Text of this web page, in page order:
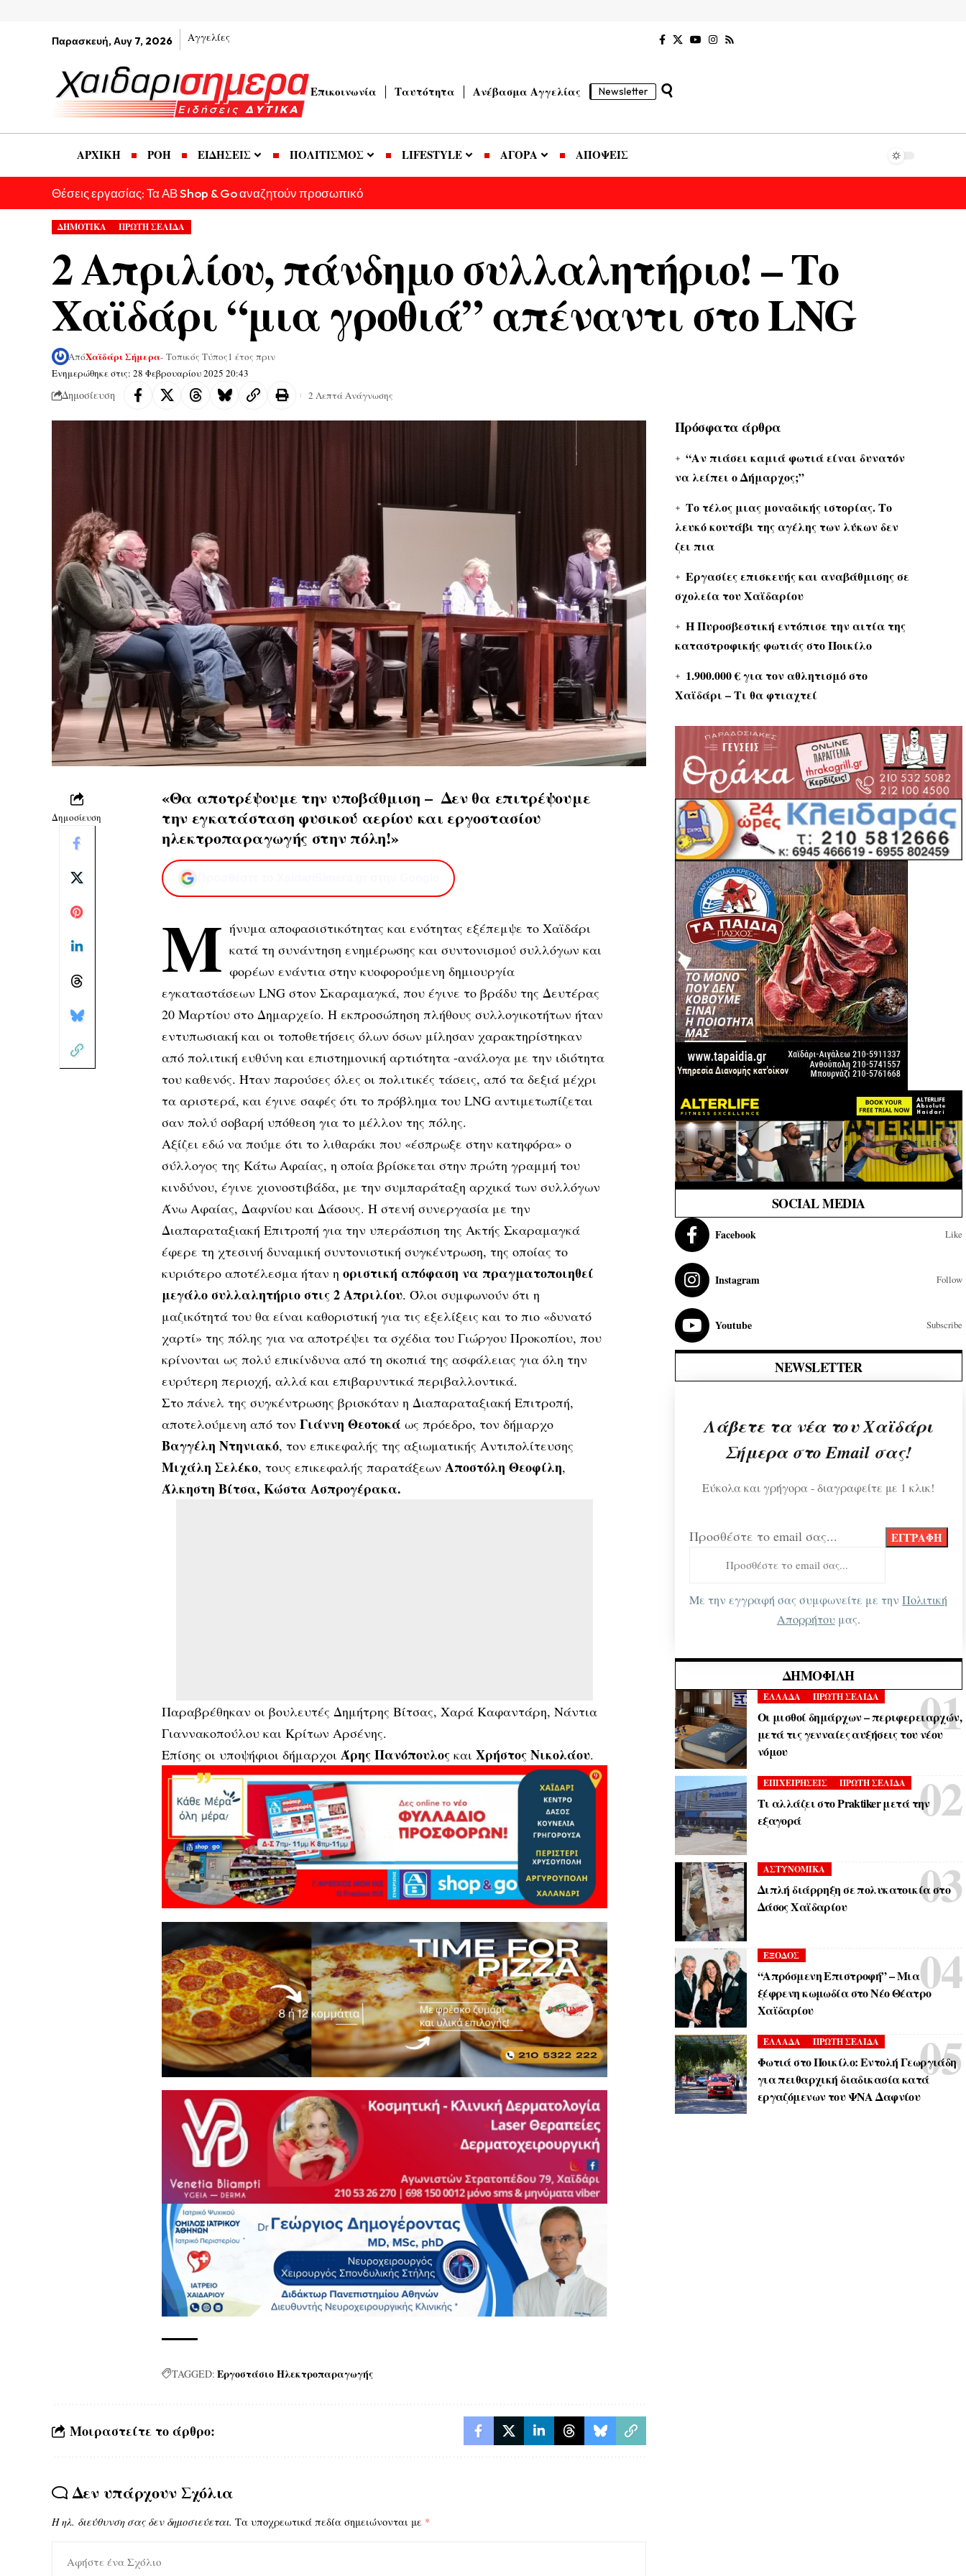
Παρασκευή, Αυγ 7, 2026 Αγγελίες
Επικοινωνία Ταυτότητα Ανέβασμα Αγγελίας Newsletter
ΑΡΧΙΚΗ ΡΟΗ ΕΙΔΗΣΕΙΣ ΠΟΛΙΤΙΣΜΟΣ LIFESTYLE ΑΓΟΡΑ ΑΠΟΨΕΙΣ
Θέσεις εργασίας: Τα ΑΒ Shop & Go αναζητούν προσωπικό
ΔΗΜΟΤΙΚΑ ΠΡΩΤΗ ΣΕΛΙΔΑ
2 Απριλίου, πάνδημο συλλαλητήριο! – Το
Χαϊδάρι “μια γροθιά” απέναντι στο LNG
Ενημερώθηκε στις: 28 Φεβρουαρίου 2025 20:43
ΑπόΧαϊδάρι Σήμερα- Τοπικός Τύπος1 έτος πριν
Δημοσίευση 2 Λεπτά Ανάγνωσης
Δημοσίευση
«Θα αποτρέψουμε την υποβάθμιση – Δεν θα επιτρέψουμε
την εγκατάσταση φυσικού αερίου και εργοστασίου
ηλεκτροπαραγωγής στην πόλη!»
Μ ήνυμα αποφασιστικότητας και ενότητας εξέπεμψε το Χαϊδάρι
κατά τη συνάντηση ενημέρωσης και συντονισμού συλλόγων και
φορέων ενάντια στην κυοφορούμενη δημιουργία
εγκαταστάσεων LNG στον Σκαραμαγκά, που έγινε το βράδυ της Δευτέρας
20 Μαρτίου στο Δημαρχείο. Η εκπροσώπηση πλήθους συλλογικοτήτων ήταν
εντυπωσιακή και οι τοποθετήσεις όλων όσων μίλησαν χαρακτηρίστηκαν
από πολιτική ευθύνη και επιστημονική αρτιότητα -ανάλογα με την ιδιότητα
του καθενός. Ήταν παρούσες όλες οι πολιτικές τάσεις, από τα δεξιά μέχρι
τα αριστερά, και έγινε σαφές ότι το πρόβλημα του LNG αντιμετωπίζεται
σαν πολύ σοβαρή υπόθεση για το μέλλον της πόλης.
Αξίζει εδώ να πούμε ότι το λιθαράκι που «έσπρωξε στην κατηφόρα» ο
σύλλογος της Κάτω Αφαίας, η οποία βρίσκεται στην πρώτη γραμμή του
κινδύνου, έγινε χιονοστιβάδα, με την συμπαράταξη αρχικά των συλλόγων
Άνω Αφαίας, Δαφνίου και Δάσους. Η στενή συνεργασία με την
Διαπαραταξιακή Επιτροπή για την υπεράσπιση της Ακτής Σκαραμαγκά
έφερε τη χτεσινή δυναμική συντονιστική συγκέντρωση, της οποίας το
κυριότερο αποτέλεσμα ήταν η οριστική απόφαση να πραγματοποιηθεί
μεγάλο συλλαλητήριο στις 2 Απριλίου. Όλοι συμφωνούν ότι η
μαζικότητά του θα είναι καθοριστική για τις εξελίξεις και το πιο «δυνατό
χαρτί» της πόλης για να αποτρέψει τα σχέδια του Γιώργου Προκοπίου, που
κρίνονται ως πολύ επικίνδυνα από τη σκοπιά της ασφάλειας για όλη την
ευρύτερη περιοχή, αλλά και επιβαρυντικά περιβαλλοντικά.
Στο πάνελ της συγκέντρωσης βρισκόταν η Διαπαραταξιακή Επιτροπή,
αποτελούμενη από τον Γιάννη Θεοτοκά ως πρόεδρο, τον δήμαρχο
Βαγγέλη Ντηνιακό, τον επικεφαλής της αξιωματικής Αντιπολίτευσης
Μιχάλη Σελέκο, τους επικεφαλής παρατάξεων Αποστόλη Θεοφίλη,
Άλκηστη Βίτσα, Κώστα Ασπρογέρακα.
Παραβρέθηκαν οι βουλευτές Δημήτρης Βίτσας, Χαρά Καφαντάρη, Νάντια
Γιαννακοπούλου και Κρίτων Αρσένης.
Επίσης οι υποψήφιοι δήμαρχοι Άρης Πανόπουλοςκαι Χρήστος Νικολάου.
TAGGED: Εργοστάσιο Ηλεκτροπαραγωγής
Μοιραστείτε το άρθρο:
Δεν υπάρχουν Σχόλια
Η ηλ. διεύθυνση σας δεν δημοσιεύεται. Τα υποχρεωτικά πεδία σημειώνονται με *
Πρόσφατα άρθρα
“Αν πιάσει καμιά φωτιά είναι δυνατόν
να λείπει ο Δήμαρχος;”
Το τέλος μιας μοναδικής ιστορίας. Το
λευκό κουτάβι της αγέλης των λύκων δεν
ζει πια
Εργασίες επισκευής και αναβάθμισης σε
σχολεία του Χαϊδαρίου
Η Πυροσβεστική εντόπισε την αιτία της
καταστροφικής φωτιάς στο Ποικίλο
1.900.000 € για τον αθλητισμό στο
Χαϊδάρι – Τι θα φτιαχτεί
SOCIAL MEDIA
Facebook Like
Instagram Follow
Youtube Subscribe
NEWSLETTER
Λάβετε τα νέα του Χαϊδάρι
Σήμερα στο Email σας!
Εύκολα και γρήγορα - διαγραφείτε με 1 κλικ!
Προσθέστε το email σας...
Με την εγγραφή σας συμφωνείτε με τηνΠολιτική
Απορρήτουμας.
ΔΗΜΟΦΙΛΉ
ΕΛΛΑΔΑ ΠΡΩΤΗ ΣΕΛΙΔΑ
Οι μισθοί δημάρχων – περιφερειαρχών,
μετά τις γενναίες αυξήσεις του νέου
νόμου
ΕΠΙΧΕΙΡΗΣΕΙΣ ΠΡΩΤΗ ΣΕΛΙΔΑ
Τι αλλάζει στο Praktiker μετά την
εξαγορά
ΑΣΤΥΝΟΜΙΚΑ
Διπλή διάρρηξη σε πολυκατοικία στο
Δάσος Χαϊδαρίου
ΕΞΟΔΟΣ
“Απρόσμενη Επιστροφή” – Μια
ξέφρενη κωμωδία στο Νέο Θέατρο
Χαϊδαρίου
ΕΛΛΑΔΑ ΠΡΩΤΗ ΣΕΛΙΔΑ
Φωτιά στο Ποικίλο: Εντολή Γεωργιάδη
για πειθαρχική διαδικασία κατά
εργαζόμενων του ΨΝΑ Δαφνίου